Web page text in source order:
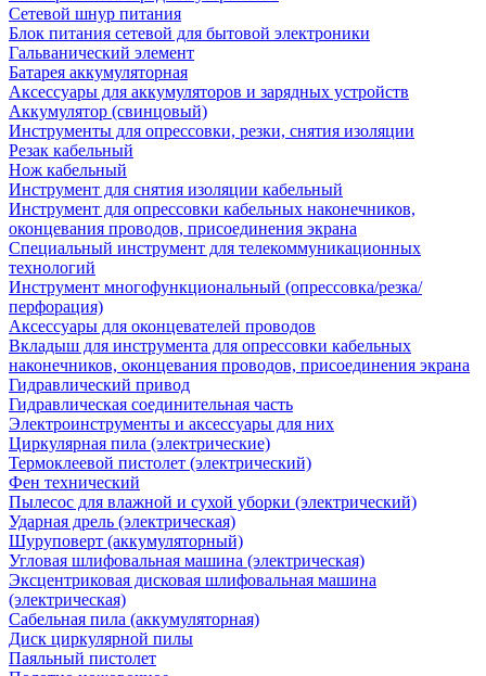
Сетевой шнур питания
Блок питания сетевой для бытовой электроники
Гальванический элемент
Батарея аккумуляторная
Аксессуары для аккумуляторов и зарядных устройств
Аккумулятор (свинцовый)
Инструменты для опрессовки, резки, снятия изоляции
Резак кабельный
Нож кабельный
Инструмент для снятия изоляции кабельный
Инструмент для опрессовки кабельных наконечников,
оконцевания проводов, присоединения экрана
Специальный инструмент для телекоммуникационных
технологий
Инструмент многофункциональный (опрессовка/резка/
перфорация)
Аксессуары для оконцевателей проводов
Вкладыш для инструмента для опрессовки кабельных
наконечников, оконцевания проводов, присоединения экрана
Гидравлический привод
Гидравлическая соединительная часть
Электроинструменты и аксессуары для них
Циркулярная пила (электрические)
Термоклеевой пистолет (электрический)
Фен технический
Пылесос для влажной и сухой уборки (электрический)
Ударная дрель (электрическая)
Шуруповерт (аккумуляторный)
Угловая шлифовальная машина (электрическая)
Эксцентриковая дисковая шлифовальная машина
(электрическая)
Сабельная пила (аккумуляторная)
Диск циркулярной пилы
Паяльный пистолет